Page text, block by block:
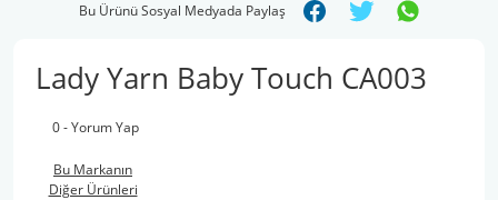
Bu Ürünü Sosyal Medyada Paylaş
Lady Yarn Baby Touch CA003
0 - Yorum Yap
Bu Markanın
Diğer Ürünleri